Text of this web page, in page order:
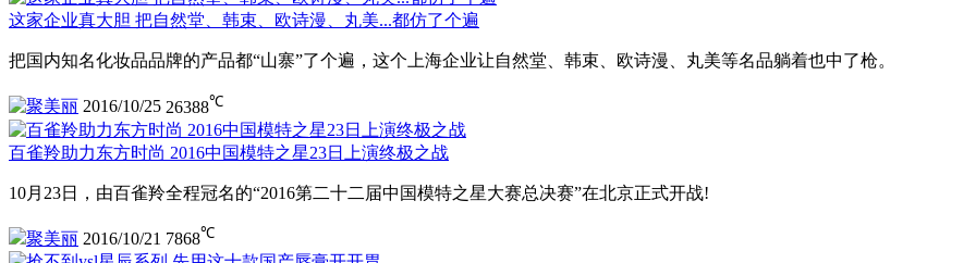
这家企业真大胆 把自然堂、韩束、欧诗漫、丸美...都仿了个遍
把国内知名化妆品品牌的产品都“山寨”了个遍，这个上海企业让自然堂、韩束、欧诗漫、丸美等名品躺着也中了枪。
聚美丽 2016/10/25 26388℃
百雀羚助力东方时尚 2016中国模特之星23日上演终极之战
10月23日，由百雀羚全程冠名的“2016第二十二届中国模特之星大赛总决赛”在北京正式开战!
聚美丽 2016/10/21 7868℃